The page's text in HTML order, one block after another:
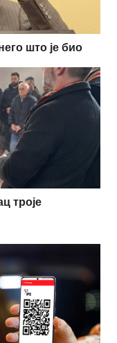
што је био
троје